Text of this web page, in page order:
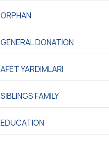
ORPHAN
GENERAL DONATION
AFET YARDIMLARI
SIBLINGS FAMILY
EDUCATION